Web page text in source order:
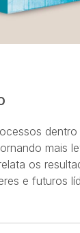
mais
os
e futuros